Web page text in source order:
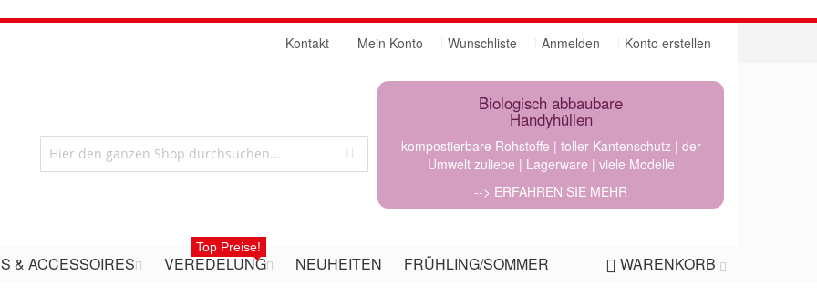
Mein Konto Wunschliste Anmelden Konto erstellen
Kontakt
Biologisch abbaubare
Handyhüllen
kompostierbare Rohstoffe | toller Kantenschutz | der
Umwelt zuliebe | Lagerware | viele Modelle
--> ERFAHREN SIE MEHR
WARENKORB
& ACCESSOIRES VEREDELUNG
Top Preise!
NEUHEITEN FRÜHLING/SOMMER